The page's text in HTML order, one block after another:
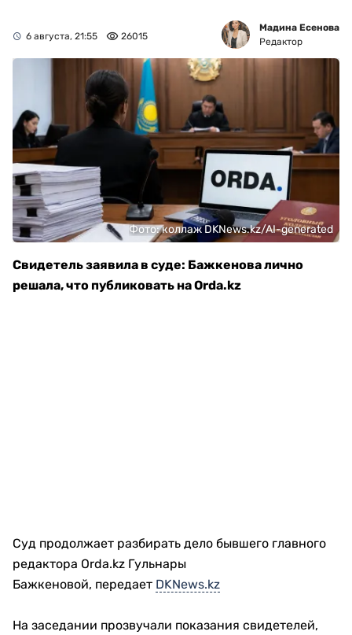
6 августа, 21:55 26015
Мадина Есенова
Редактор
Фото: коллаж DKNews.kz/AI-generated
Свидетель заявила в суде: Бажкенова лично
решала, что публиковать на Orda.kz
Суд продолжает разбирать дело бывшего главного
редактора Orda.kz Гульнары
Бажкеновой, передает DKNews.kz
На заседании прозвучали показания свидетелей,